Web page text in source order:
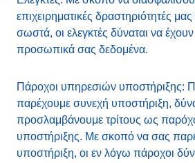
επιχειρηματικές δραστηριότητές μας
σωστά, οι ελεγκτές δύναται να
προσωπικά σας δεδομένα.
Πάροχοι υπηρεσιών υποστήριξης:
παρέχουμε συνεχή υποστήριξη,
προσλαμβάνουμε τρίτους ως
υποστήριξης. Με σκοπό να σας
υποστήριξη, οι εν λόγω πάροχοι